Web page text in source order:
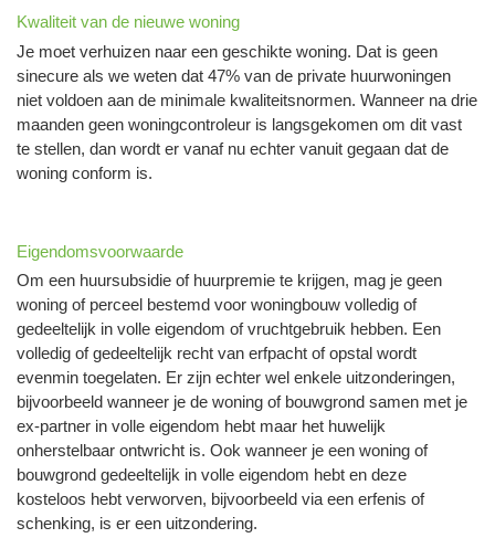
Kwaliteit van de nieuwe woning
Je moet verhuizen naar een geschikte woning. Dat is geen
sinecure als we weten dat 47% van de private huurwoningen
niet voldoen aan de minimale kwaliteitsnormen. Wanneer na drie
maanden geen woningcontroleur is langsgekomen om dit vast
te stellen, dan wordt er vanaf nu echter vanuit gegaan dat de
woning conform is.
Eigendomsvoorwaarde
Om een huursubsidie of huurpremie te krijgen, mag je geen
woning of perceel bestemd voor woningbouw volledig of
gedeeltelijk in volle eigendom of vruchtgebruik hebben. Een
volledig of gedeeltelijk recht van erfpacht of opstal wordt
evenmin toegelaten. Er zijn echter wel enkele uitzonderingen,
bijvoorbeeld wanneer je de woning of bouwgrond samen met je
ex-partner in volle eigendom hebt maar het huwelijk
onherstelbaar ontwricht is. Ook wanneer je een woning of
bouwgrond gedeeltelijk in volle eigendom hebt en deze
kosteloos hebt verworven, bijvoorbeeld via een erfenis of
schenking, is er een uitzondering.